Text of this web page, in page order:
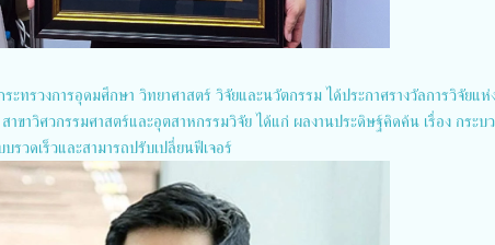
ะทรวงการอุดมศึกษา วิทยาศาสตร์ วิจัยและนวัตกรรม ได้ประกาศรางวัลการวิจัยแห่
าขาวิศวกรรมศาสตร์และอุตสาหกรรมวิจัย ได้แก่ ผลงานประดิษฐ์คิดค้น เรื่อง กระบ
วดเร็วและสามารถปรับเปลี่ยนฟีเจอร์